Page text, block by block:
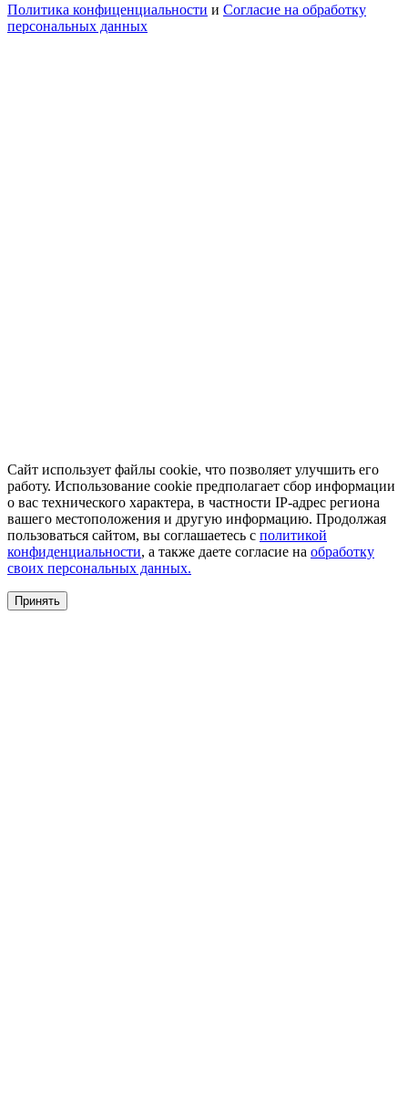
Политика конфиценциальности и Согласие на обработку
персональных данных
Сайт использует файлы cookie, что позволяет улучшить его
работу. Использование cookie предполагает сбор информации
о вас технического характера, в частности IP-адрес региона
вашего местоположения и другую информацию. Продолжая
пользоваться сайтом, вы соглашаетесь с политикой
конфиденциальности, а также даете согласие на обработку
своих персональных данных.
Принять